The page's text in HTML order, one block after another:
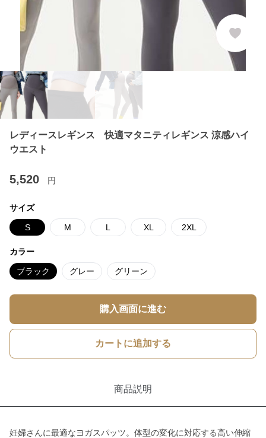
レディースレギンス 快適マタニティレギンス 涼感ハイ
ウエスト
5,520 円
サイズ
S M L XL 2XL
カラー
ブラック グレー グリーン
購入画面に進む
カートに追加する
商品説明
妊婦さんに最適なヨガスパッツ。体型の変化に対応する高い伸縮